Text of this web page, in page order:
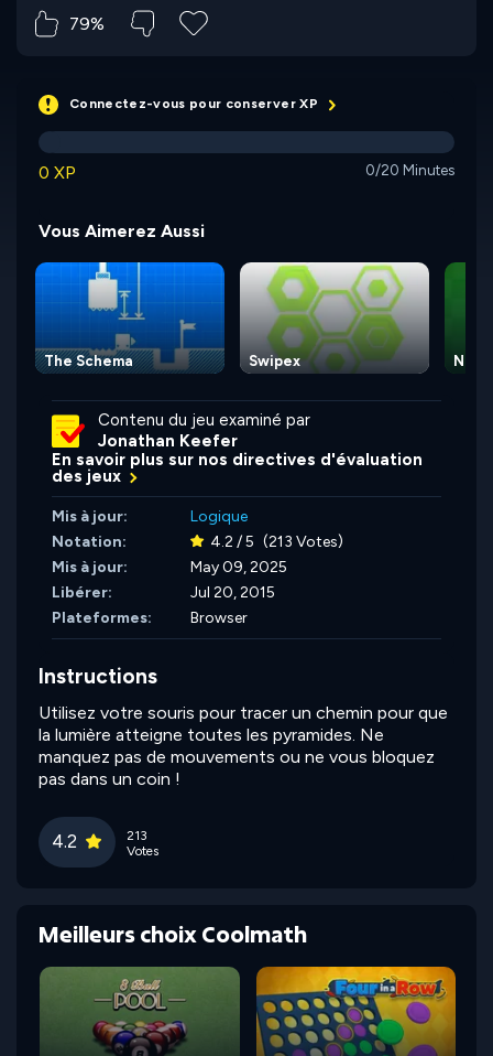
79%
Connectez-vous pour conserver XP
0 XP 0/20 Minutes
Vous Aimerez Aussi
The Schema Swipex
Contenu du jeu examiné par
Jonathan Keefer
En savoir plus sur nos directives d'évaluation
des jeux
Mis à jour:
Logique
Notation:
4.2 / 5 (213 Votes)
Mis à jour:
May 09, 2025
Libérer:
Jul 20, 2015
Plateformes:
Browser
Instructions
Utilisez votre souris pour tracer un chemin pour que
la lumière atteigne toutes les pyramides. Ne
manquez pas de mouvements ou ne vous bloquez
pas dans un coin !
4.2
213
Votes
Meilleurs choix Coolmath